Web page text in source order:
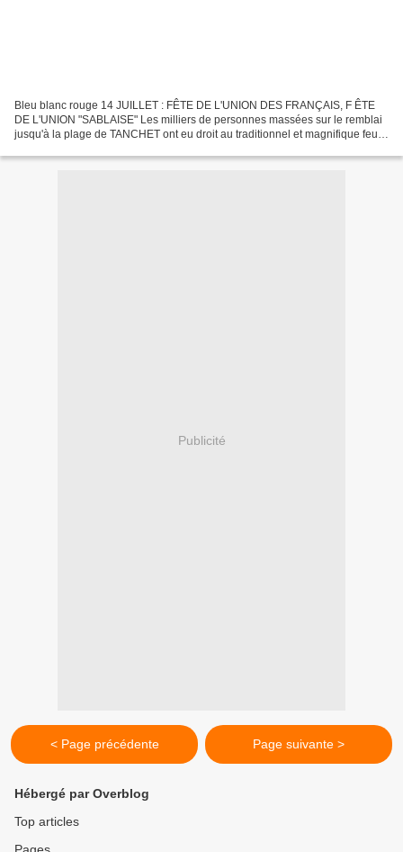
Bleu blanc rouge 14 JUILLET : FÊTE DE L'UNION DES FRANÇAIS, F ÊTE
DE L'UNION "SABLAISE" Les milliers de personnes massées sur le remblai
jusqu'à la plage de TANCHET ont eu droit au traditionnel et magnifique feu
Publicité
< Page précédente Page suivante >
Hébergé par Overblog
Top articles